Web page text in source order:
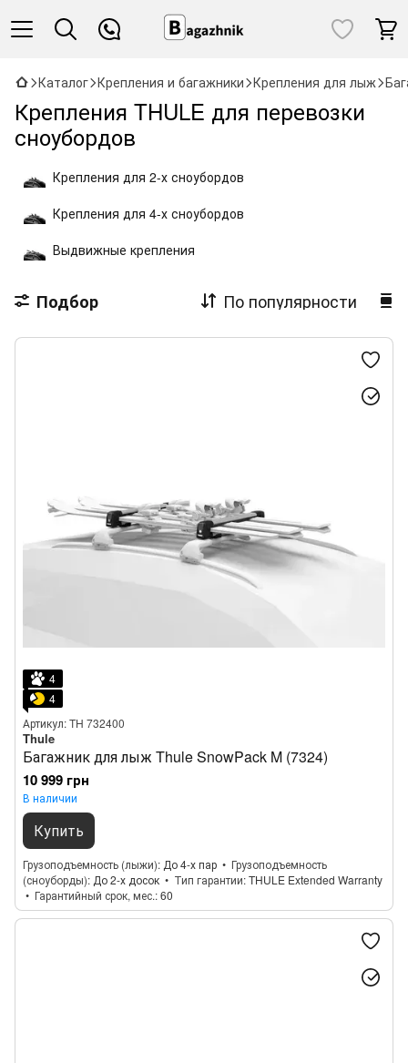
Каталог Крепления и багажники Крепления для лыж
Крепления THULE для перевозки
сноубордов
Крепления для 2-х сноубордов
Крепления для 4-х сноубордов
Выдвижные крепления
Подбор По популярности
4
4
Артикул: TH 732400
Thule
Багажник для лыж Thule SnowPack M (7324)
10 999 грн
В наличии
Купить
Грузоподъемность (лыжи) До 4-х пар
Грузоподъемность
(сноуборды) До 2-х досок Тип гарантии THULE Extended Warranty
Гарантийный срок, мес. 60